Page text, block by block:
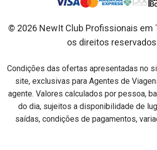
© 2026 NewIt Club Profissionais em
os direitos
Condições das ofertas apresentadas no
site, exclusivas para Agentes de
agente. Valores calculados por pessoa,
do dia, sujeitos a disponibilidade de
saídas, condições de pagamentos,